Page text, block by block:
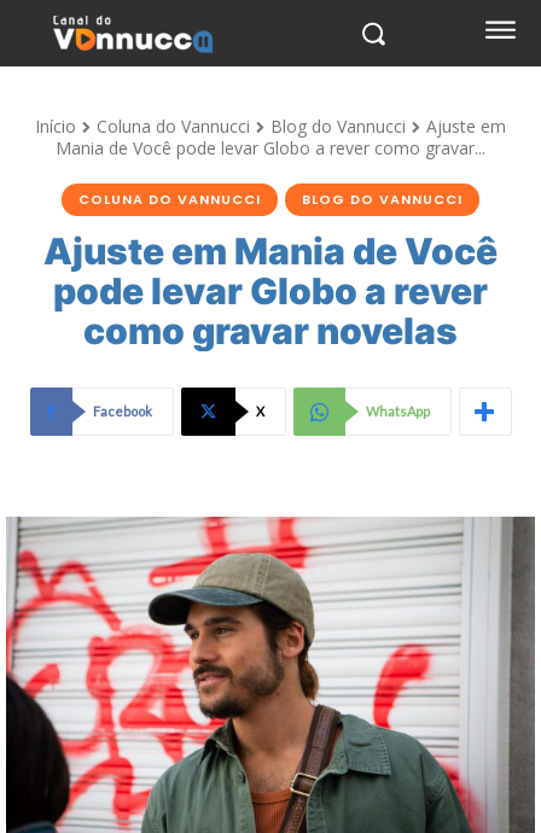
Início Coluna do Vannucci Blog do Vannucci
Ajuste em
Mania de Você pode levar Globo a rever como gravar...
COLUNA DO VANNUCCI BLOG DO VANNUCCI
Ajuste em Mania de Você
pode levar Globo a rever
como gravar novelas
Facebook X WhatsApp